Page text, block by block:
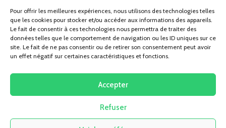
Pour offrir les meilleures expériences, nous utilisons des technologies telles
que les cookies pour stocker et/ou accéder aux informations des appareils.
Le fait de consentir à ces technologies nous permettra de traiter des
données telles que le comportement de navigation ou les ID uniques sur ce
site. Le fait de ne pas consentir ou de retirer son consentement peut avoir
un effet négatif sur certaines caractéristiques et fonctions.
Accepter
Refuser
ARTICLE PRÉCÉDENT
Pas d'articles pour le moment.